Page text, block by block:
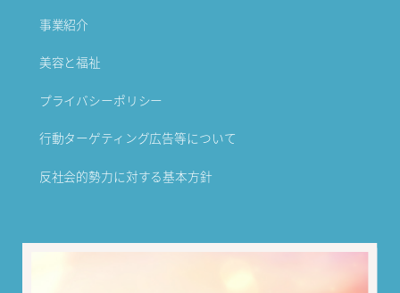
事業紹介
美容と福祉
プライバシーポリシー
行動ターゲティング広告等について
反社会的勢力に対する基本方針